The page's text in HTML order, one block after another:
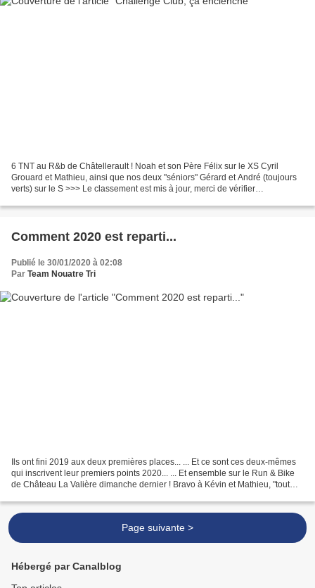
6 TNT au R&b de Châtellerault ! Noah et son Père Félix sur le XS Cyril
Grouard et Mathieu, ainsi que nos deux "séniors" Gérard et André (toujours
verts) sur le S >>> Le classement est mis à jour, merci de vérifier
Comment 2020 est reparti...
Publié le 30/01/2020 à 02:08
Par Team Nouatre Tri
Ils ont fini 2019 aux deux premières places... ... Et ce sont ces deux-mêmes
qui inscrivent leur premiers points 2020... ... Et ensemble sur le Run & Bike
de Château La Valière dimanche dernier ! Bravo à Kévin et Mathieu, "tout
Page suivante >
Hébergé par Canalblog